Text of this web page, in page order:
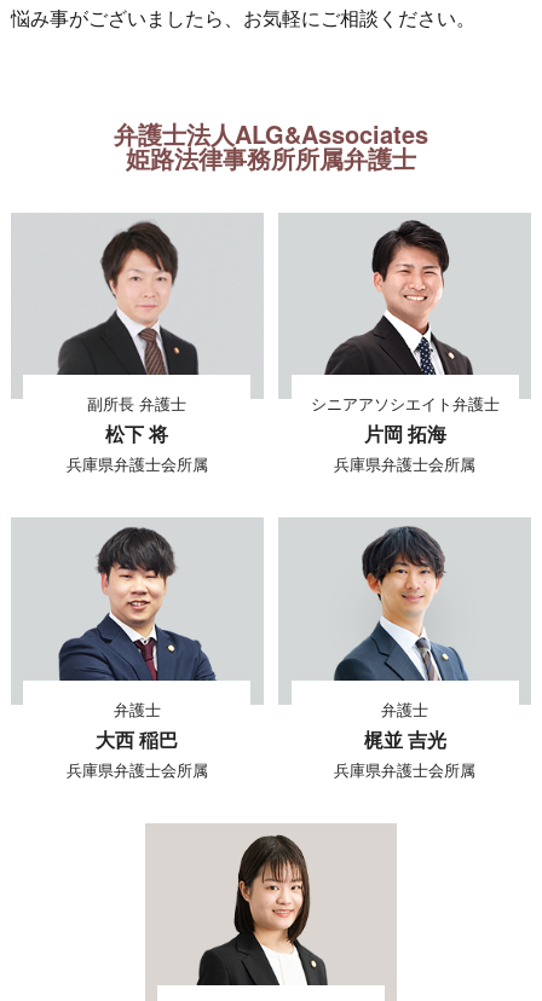
悩み事がございましたら、お気軽にご相談ください。
弁護士法人ALG&Associates
姫路法律事務所所属弁護士
副所長 弁護士
松下 将
兵庫県弁護士会所属
シニアアソシエイト弁護士
片岡 拓海
兵庫県弁護士会所属
弁護士
大西 稲巴
兵庫県弁護士会所属
弁護士
梶並 吉光
兵庫県弁護士会所属